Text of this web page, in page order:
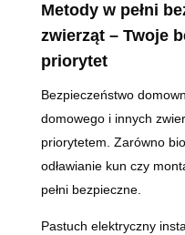
Metody w pełni
zwierząt – Twoje
priorytet
Bezpieczeństwo
domowego i innych
priorytetem. Zarówno
odławianie kun czy
pełni bezpieczne.
Pastuch elektryczny